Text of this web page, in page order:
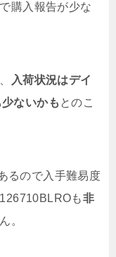
購入報告が少な
入荷状況はデイ
ないかも とのこ
るので入手難易度
も非
。